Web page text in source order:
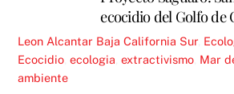
ecocidio del Golfo de
Leon Alcantar Baja California Sur,
Ecocidio ,ecologia ,extractivismo Mar
ambiente